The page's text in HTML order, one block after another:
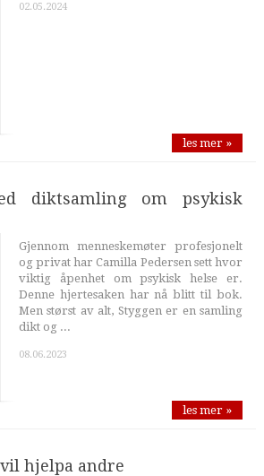
02.05.2024
les mer »
diktsamling om psykisk
Gjennom menneskemøter profesjonelt
og privat har Camilla Pedersen sett hvor
viktig åpenhet om psykisk helse er.
Denne hjertesaken har nå blitt til bok.
Men størst av alt, Styggen er en samling
dikt og ...
08.06.2023
les mer »
hjelpa andre